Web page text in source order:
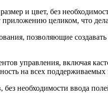
и цвет, без
целиком, что
позволяющие
управления, включая
на всех
необходимости ввода